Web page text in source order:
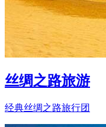
丝绸之路旅游
经典丝绸之路旅行团